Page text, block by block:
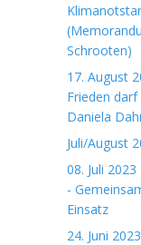
Schrooten)
17. August
Frieden
Daniela
Juli/August
08. Juli
-
Einsatz
24. Juni